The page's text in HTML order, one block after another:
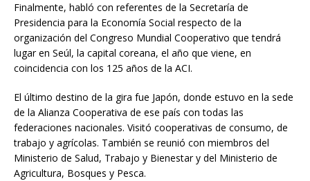
Finalmente, habló con referentes de la Secretaría de
Presidencia para la Economía Social respecto de la
organización del Congreso Mundial Cooperativo que tendrá
lugar en Seúl, la capital coreana, el año que viene, en
coincidencia con los 125 años de la ACI.
El último destino de la gira fue Japón, donde estuvo en la sede
de la Alianza Cooperativa de ese país con todas las
federaciones nacionales. Visitó cooperativas de consumo, de
trabajo y agrícolas. También se reunió con miembros del
Ministerio de Salud, Trabajo y Bienestar y del Ministerio de
Agricultura, Bosques y Pesca.